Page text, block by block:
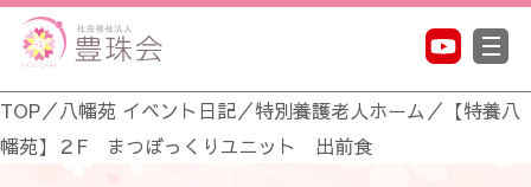
TOP／八幡苑 イベント日記／特別養護老人ホーム ／ 【特養八
幡苑】２F まつぼっくりユニット 出前食